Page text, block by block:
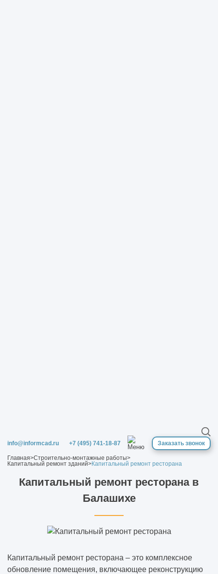
info@informcad.ru +7 (495) 741-18-87 Заказать звонок
Главная>Строительно-монтажные работы>
Капитальный ремонт зданий>Капитальный ремонт ресторана
Капитальный ремонт ресторана в
Балашихе
Капитальный ремонт ресторана – это комплексное
обновление помещения, включающее реконструкцию